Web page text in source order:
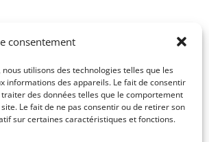
consentement
utilisons des technologies telles que les
informations des appareils. Le fait de consentir
des données telles que le comportement
Le fait de ne pas consentir ou de retirer son
sur certaines caractéristiques et fonctions.
légales